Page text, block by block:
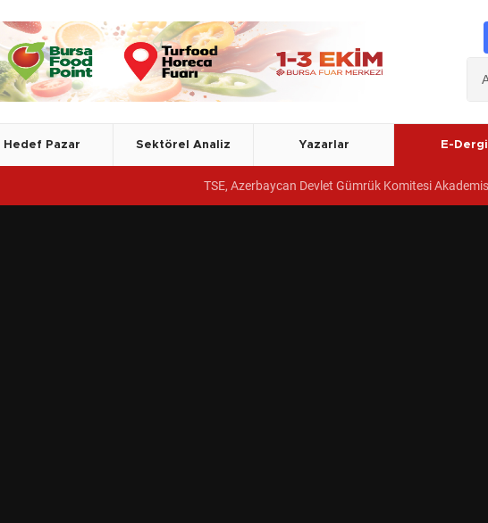
Hedef Pazar Sektörel Analiz Yazarlar E-Dergi
TSE, Azerbaycan Devlet Gümrük Komitesi Akademisine yönetim sistemi belgeleri verdi